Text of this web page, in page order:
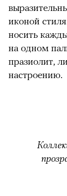
иконой
носить
на одном
празиолит,
настроению.